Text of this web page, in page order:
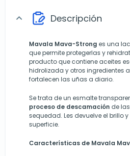
expand_more Descripción
Mavala Mava-Strong es una
que permite protegerlas y
producto que contiene aceites
hidrolizada y otros ingredientes
fortalecen las uñas a diario.
Se trata de un esmalte
proceso de descamación de
sequedad. Les devuelve el brillo
superficie.
Características de Mavala